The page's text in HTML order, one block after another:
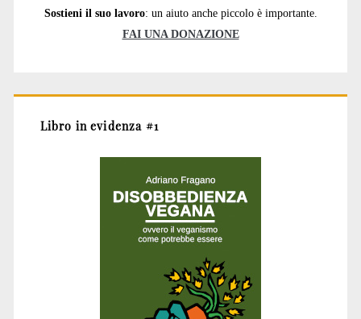
Sostieni il suo lavoro: un aiuto anche piccolo è importante.
FAI UNA DONAZIONE
Libro in evidenza #1